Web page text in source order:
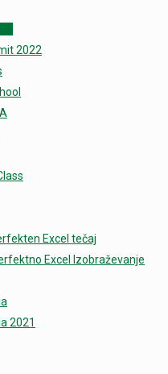
2022
Excel tečaj
Excel Izobraževanje
2021